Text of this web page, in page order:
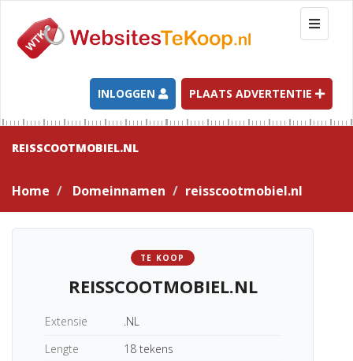
T
o
g
l
e
n
a
t
INLOGGEN PLAATS ADVERTENTIE
REISSCOOTMOBIEL.NL
Home Domeinnamen reisscootmobiel.nl
TE KOOP
REISSCOOTMOBIEL.NL
Extensie
.NL
Lengte
18 tekens